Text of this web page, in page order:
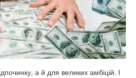
а й для великих амбіцій. І